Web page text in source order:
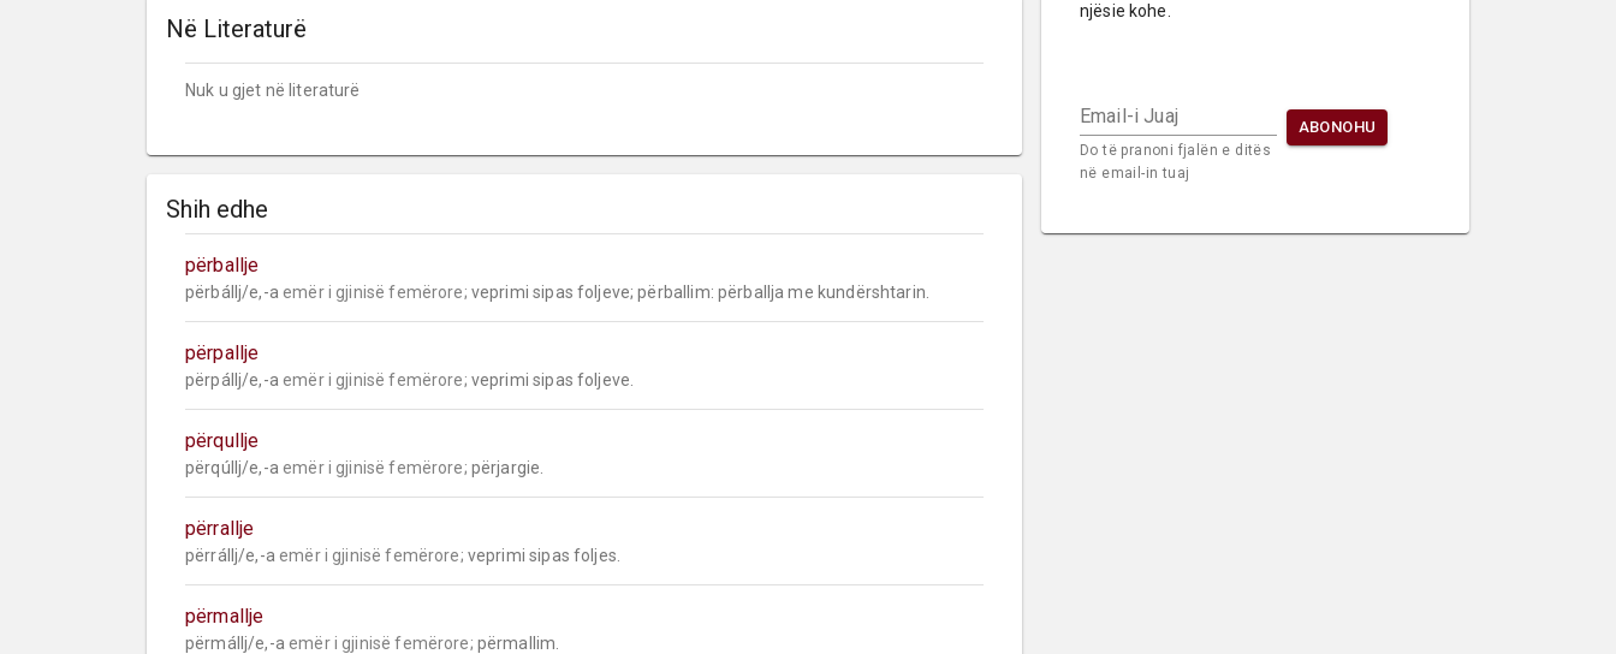
Në Literaturë
Nuk u gjet në literaturë
Shih edhe
përballje
përbállj/e,-a emër i gjinisë femërore; veprimi sipas foljeve; përballim: përballja me kundërshtarin.
përpallje
përpállj/e,-a emër i gjinisë femërore; veprimi sipas foljeve.
përqullje
përqúllj/e,-a emër i gjinisë femërore; përjargie.
përrallje
përrállj/e,-a emër i gjinisë femërore; veprimi sipas foljes.
përmallje
përmállj/e,-a emër i gjinisë femërore; përmallim.
njësie kohe.
Email-i Juaj
Do të pranoni fjalën e ditës
në email-in tuaj
ABONOHU